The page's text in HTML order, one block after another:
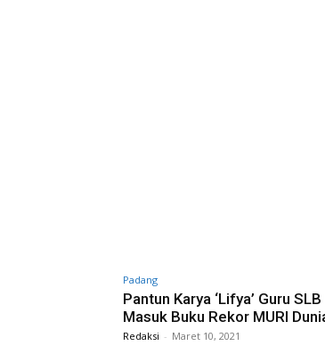
Padang
Pantun Karya ‘Lifya’ Guru
Masuk Buku Rekor MURI
Redaksi - Maret 10, 2021